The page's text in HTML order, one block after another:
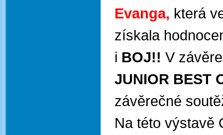
Evanga, která
získala
i BOJ!! V
JUNIOR BEST
závěrečné
Na této výstavě